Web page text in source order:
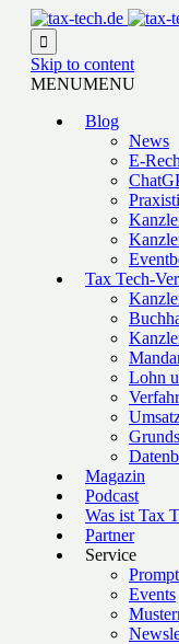

Skip to content
MENUMENU
Blog
News
E-
Tax Tech-
Lohn
Magazin
Podcast
Was ist Tax
Partner
Service
Events